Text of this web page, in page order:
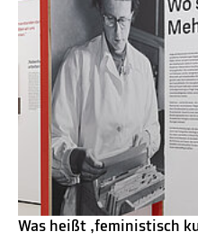
Was heißt ‚feministisch